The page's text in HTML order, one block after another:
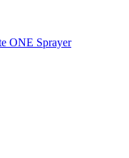
ONE Sprayer